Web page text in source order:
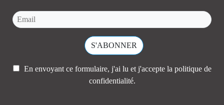
En envoyant ce formulaire, j'ai lu et j'accepte la politique de
confidentialité.